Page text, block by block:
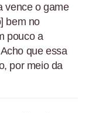
vence o game
bem no
pouco a
que essa
por meio da